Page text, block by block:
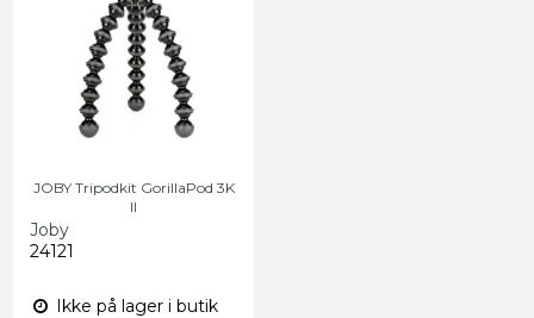
JOBY Tripodkit GorillaPod 3K
II
Joby
24121
Ikke på lager i butik